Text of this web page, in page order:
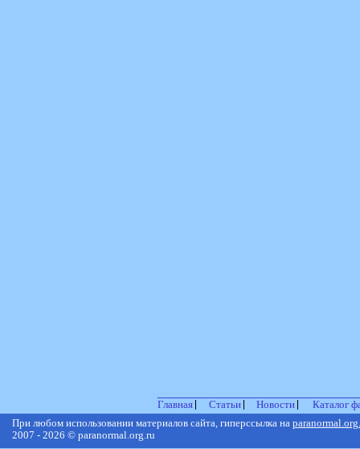
Главная Статьи Новости
Каталог
При любом использовании материалов сайта, гиперссылка на
2007 - 2026 © paranormal.org.ru